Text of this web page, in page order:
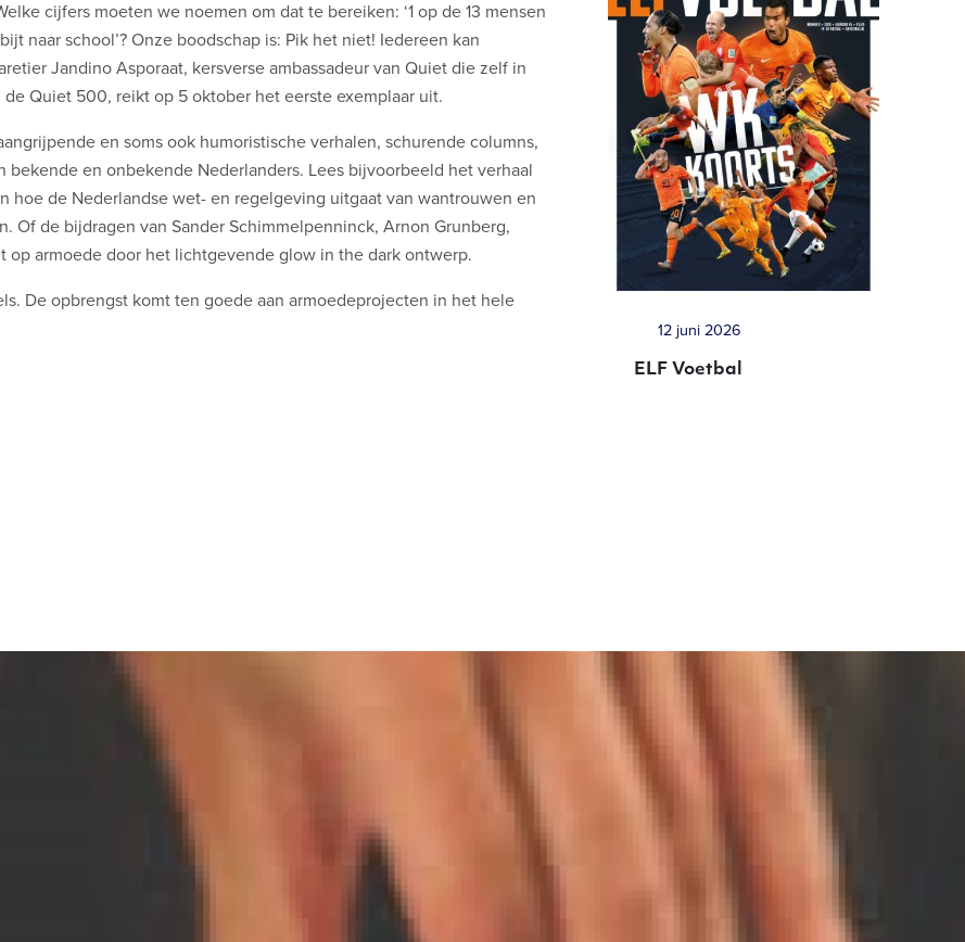
cijfers moeten we noemen om dat te bereiken: ‘1 op de 13 mensen
naar school’? Onze boodschap is: Pik het niet! Iedereen kan
Jandino Asporaat, kersverse ambassadeur van Quiet die zelf in
Quiet 500, reikt op 5 oktober het eerste exemplaar uit.
en soms ook humoristische verhalen, schurende columns,
en onbekende Nederlanders. Lees bijvoorbeeld het verhaal
hoe de Nederlandse wet- en regelgeving uitgaat van wantrouwen en
Of de bijdragen van Sander Schimmelpenninck, Arnon Grunberg,
armoede door het lichtgevende glow in the dark ontwerp.
De opbrengst komt ten goede aan armoedeprojecten in het hele
12 juni 2026
ELF Voetbal